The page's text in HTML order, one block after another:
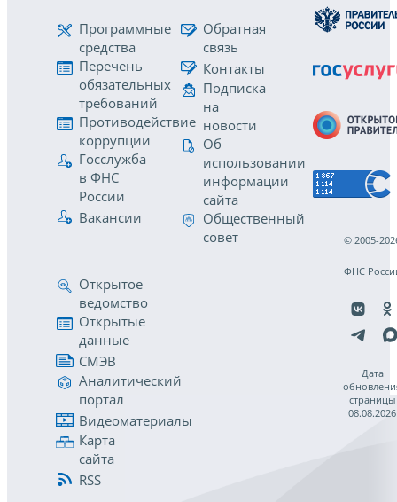
Программные
средства
Перечень
обязательных
требований
Противодействие
коррупции
Госслужба
в ФНС
России
Вакансии
Обратная
связь
Контакты
Подписка
на
новости
Об
использовании
информации
сайта
Общественный
совет
Открытое
ведомство
Открытые
данные
СМЭВ
Аналитический
портал
Видеоматериалы
Карта
сайта
RSS
© 2005-
ФНС
Дата
страницы
08.08.2026